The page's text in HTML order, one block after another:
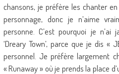
chansons, je préfère les chanter
personnage, donc je n’aime
personne. C’est pourquoi je
‘Dreary Town’, parce que je dis
personnel. Je préfère largement
« Runaway » où je prends la place